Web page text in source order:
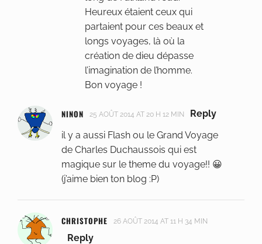
Heureux étaient ceux qui
partaient pour ces beaux et
longs voyages, là où la
création de dieu dépasse
l’imagination de l’homme.
Bon voyage !
NINON 25 AOÛT 2014 AT 20 H 12 MIN
Reply
il y a aussi Flash ou le Grand Voyage
de Charles Duchaussois qui est
magique sur le theme du voyage!! 😀
(j’aime bien ton blog :P)
CHRISTOPHE 26 AOÛT 2014 AT 11 H 34 MIN
Reply